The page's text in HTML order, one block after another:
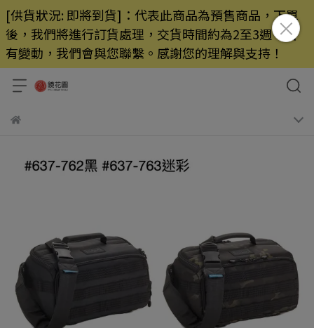
[供貨狀況: 即將到貨]：代表此商品為預售商品，下單
後，我們將進行訂貨處理，交貨時間約為2至3週，若
有變動，我們會與您聯繫。感謝您的理解與支持！